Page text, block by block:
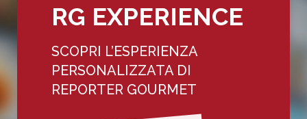
RG EXPERIENCE
SCOPRI L’ESPERIENZA
PERSONALIZZATA DI
REPORTER GOURMET